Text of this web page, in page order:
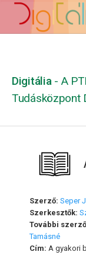
Digitália - A
Tudásközpont
Szerző: Seper
Szerkesztők:
További
Tamásné
Cím: A gyakori